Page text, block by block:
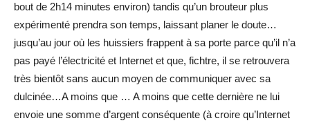
bout de 2h14 minutes environ) tandis qu’un brouteur plus
expérimenté prendra son temps, laissant planer le doute…
jusqu’au jour où les huissiers frappent à sa porte parce qu’il n’a
pas payé l’électricité et Internet et que, fichtre, il se retrouvera
très bientôt sans aucun moyen de communiquer avec sa
dulcinée…A moins que … A moins que cette dernière ne lui
envoie une somme d’argent conséquente (à croire qu’Internet